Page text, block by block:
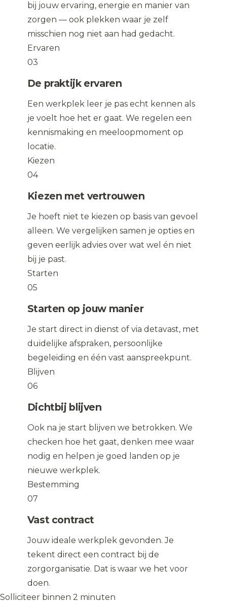
bij jouw ervaring, energie en manier van
zorgen — ook plekken waar je zelf
misschien nog niet aan had gedacht.
Ervaren
03
De praktijk ervaren
Een werkplek leer je pas echt kennen als
je voelt hoe het er gaat. We regelen een
kennismaking en meeloopmoment op
locatie.
Kiezen
04
Kiezen met vertrouwen
Je hoeft niet te kiezen op basis van gevoel
alleen. We vergelijken samen je opties en
geven eerlijk advies over wat wel én niet
bij je past.
Starten
05
Starten op jouw manier
Je start direct in dienst of via detavast, met
duidelijke afspraken, persoonlijke
begeleiding en één vast aanspreekpunt.
Blijven
06
Dichtbij blijven
Ook na je start blijven we betrokken. We
checken hoe het gaat, denken mee waar
nodig en helpen je goed landen op je
nieuwe werkplek.
Bestemming
07
Vast contract
Jouw ideale werkplek gevonden. Je
tekent direct een contract bij de
zorgorganisatie. Dat is waar we het voor
doen.
Solliciteer binnen 2 minuten